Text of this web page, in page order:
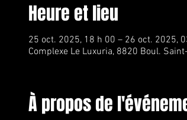
Heure et lieu
25 oct. 2025, 18 h 00 – 26 oct. 2025,
Complexe Le Luxuria, 8820 Boul.
À propos de